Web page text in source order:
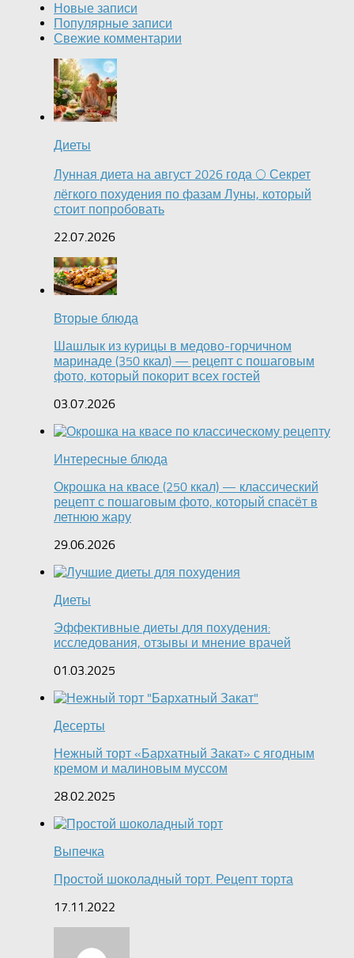
Новые записи
Популярные записи
Свежие комментарии
Диеты
Лунная диета на август 2026 года 🌕 Секрет
лёгкого похудения по фазам Луны, который
стоит попробовать
22.07.2026
Вторые блюда
Шашлык из курицы в медово-горчичном
маринаде (350 ккал) — рецепт с пошаговым
фото, который покорит всех гостей
03.07.2026
Интересные блюда
Окрошка на квасе (250 ккал) — классический
рецепт с пошаговым фото, который спасёт в
летнюю жару
29.06.2026
Диеты
Эффективные диеты для похудения:
исследования, отзывы и мнение врачей
01.03.2025
Десерты
Нежный торт «Бархатный Закат» с ягодным
кремом и малиновым муссом
28.02.2025
Выпечка
Простой шоколадный торт. Рецепт торта
17.11.2022